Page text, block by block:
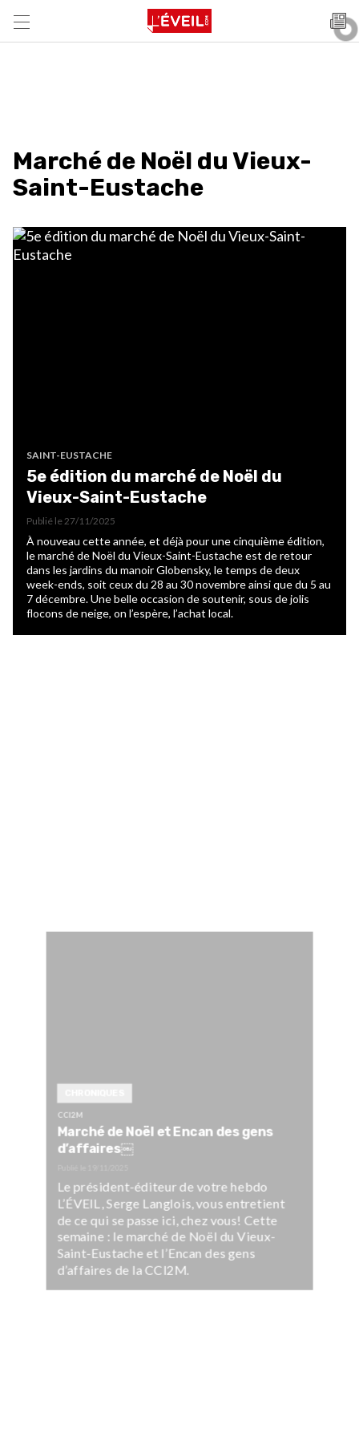
Marché de Noël du Vieux-
Saint-Eustache
SAINT-EUSTACHE
5e édition du marché de Noël du
Vieux-Saint-Eustache
Publié le 27/11/2025
À nouveau cette année, et déjà pour une cinquième édition,
le marché de Noël du Vieux-Saint-Eustache est de retour
dans les jardins du manoir Globensky, le temps de deux
week-ends, soit ceux du 28 au 30 novembre ainsi que du 5 au
7 décembre. Une belle occasion de soutenir, sous de jolis
flocons de neige, on l’espère, l’achat local.
CCI2M
Marché de Noël et Encan des gens
d’affaires￼
Le président-éditeur de votre hebdo
L’ÉVEIL, Serge Langlois, vous entretient
de ce qui se passe ici, chez vous! Cette
semaine : le marché de Noël du Vieux-
Saint-Eustache et l’Encan des gens
d’affaires de la CCI2M.